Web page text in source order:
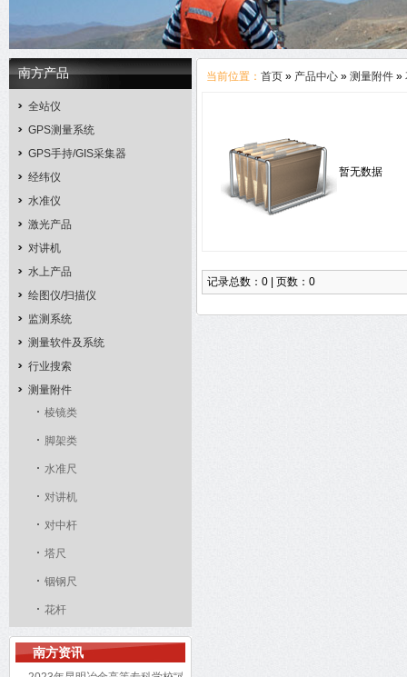
南方产品
全站仪
GPS测量系统
GPS手持/GIS采集器
经纬仪
水准仪
激光产品
对讲机
水上产品
绘图仪/扫描仪
监测系统
测量软件及系统
行业搜索
测量附件
棱镜类
脚架类
水准尺
对讲机
对中杆
塔尺
铟钢尺
花杆
南方资讯
当前位置： 首页 » 产品中心 » 测量附件 »
暂无数据
记录总数：0 | 页数：0